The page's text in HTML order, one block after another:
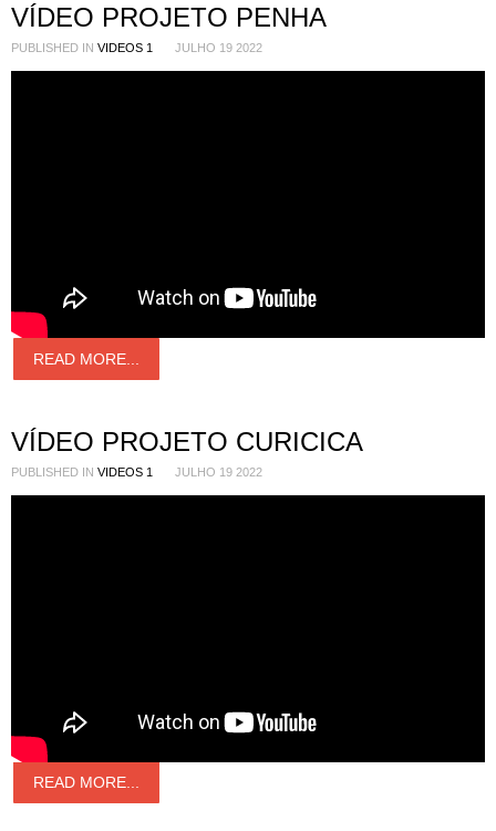
VÍDEO PROJETO PENHA
PUBLISHED IN VIDEOS 1 JULHO 19 2022
READ MORE...
VÍDEO PROJETO CURICICA
PUBLISHED IN VIDEOS 1 JULHO 19 2022
READ MORE...